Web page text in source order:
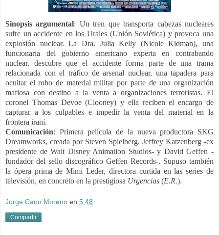
Sinopsis argumental: Un tren que transporta cabezas nucleares
sufre un accidente en los Urales (Unión Soviética) y provoca una
explosión nuclear. La Dra. Julia Kelly (Nicole Kidman), una
funcionaria del gobierno americano experta en contrabando
nuclear, descubre que el accidente forma parte de una trama
relacionada con el tráfico de arsenal nuclear, una tapadera para
ocultar el robo de material militar por parte de una organización
mafiosa con destino a la venta a organizaciones terroristas. El
coronel Thomas Devoe (Clooney) y ella reciben el encargo de
capturar a los culpables e impedir la venta del material en la
frontera iraní.
Comunicación: Primera película de la nueva productora SKG
Dreamworks, creada por Steven Spielberg, Jeffrey Katzenberg -ex
presidente de Walt Disney Animation Studios- y David Geffen -
fundador del sello discográfico Geffen Records-. Supuso también
la ópera prima de Mimi Leder, directora curtida en las series de
televisión, en concreto en la prestigiosa Urgencias (E.R.).
Jorge Cano Moreno en 5:48
Compartir